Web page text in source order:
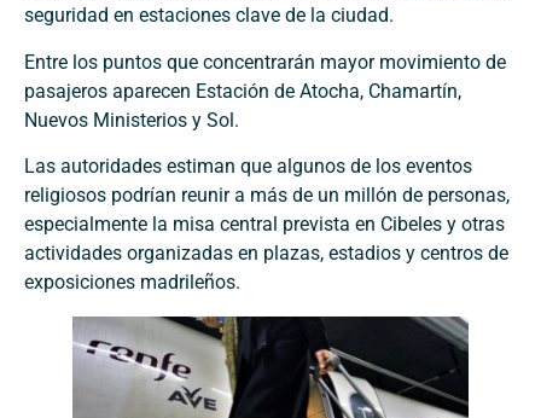
seguridad en estaciones clave de la ciudad.
Entre los puntos que concentrarán mayor movimiento de
pasajeros aparecen Estación de Atocha, Chamartín,
Nuevos Ministerios y Sol.
Las autoridades estiman que algunos de los eventos
religiosos podrían reunir a más de un millón de personas,
especialmente la misa central prevista en Cibeles y otras
actividades organizadas en plazas, estadios y centros de
exposiciones madrileños.